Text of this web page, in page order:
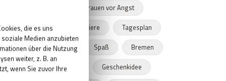
Schrauen vor Angst
Die schlausten Tiere
Tiere
Tagesplan
Diesnt
Spielleiter Spaß
Bremen
Weihnachtsgeschenke
Geschenkidee